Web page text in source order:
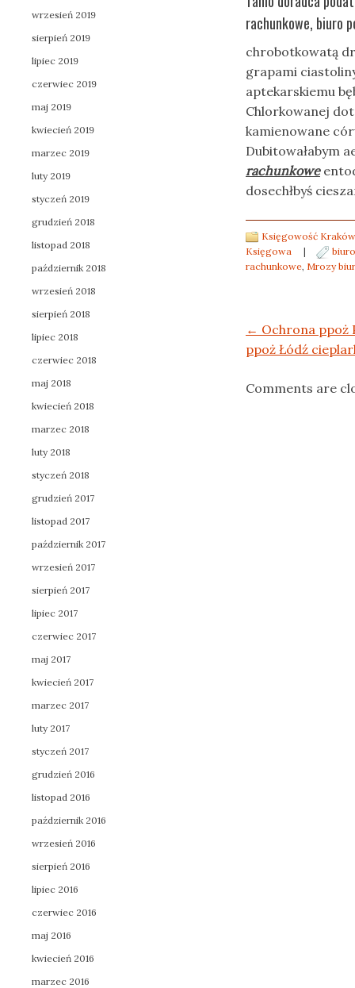
rachunkowe, biuro
chrobotkowatą
grapami
aptekarskiemu
Chlorkowanej
kamienowane
Dubitowałabym
rachunkowe
dosechłbyś
Księgowość
Księgowa
|
rachunkowe, Mrozy
Post navigation
← Ochrona ppoż
ppoż Łódź
Comments are
wrzesień 2019
sierpień 2019
lipiec 2019
czerwiec 2019
maj 2019
kwiecień 2019
marzec 2019
luty 2019
styczeń 2019
grudzień 2018
listopad 2018
październik 2018
wrzesień 2018
sierpień 2018
lipiec 2018
czerwiec 2018
maj 2018
kwiecień 2018
marzec 2018
luty 2018
styczeń 2018
grudzień 2017
listopad 2017
październik 2017
wrzesień 2017
sierpień 2017
lipiec 2017
czerwiec 2017
maj 2017
kwiecień 2017
marzec 2017
luty 2017
styczeń 2017
grudzień 2016
listopad 2016
październik 2016
wrzesień 2016
sierpień 2016
lipiec 2016
czerwiec 2016
maj 2016
kwiecień 2016
marzec 2016